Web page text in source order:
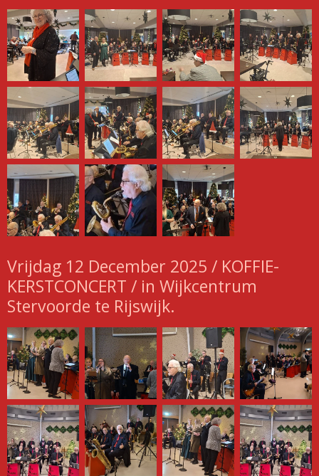
Vrijdag 12 December 2025 / KOFFIE-
KERSTCONCERT / in Wijkcentrum
Stervoorde te Rijswijk.